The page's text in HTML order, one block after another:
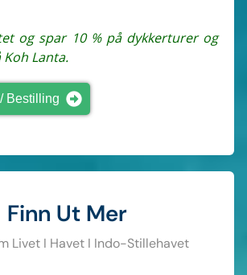
Lanta.
Bestilling
Finn Ut Mer
Livet I Havet I Indo-Stillehavet